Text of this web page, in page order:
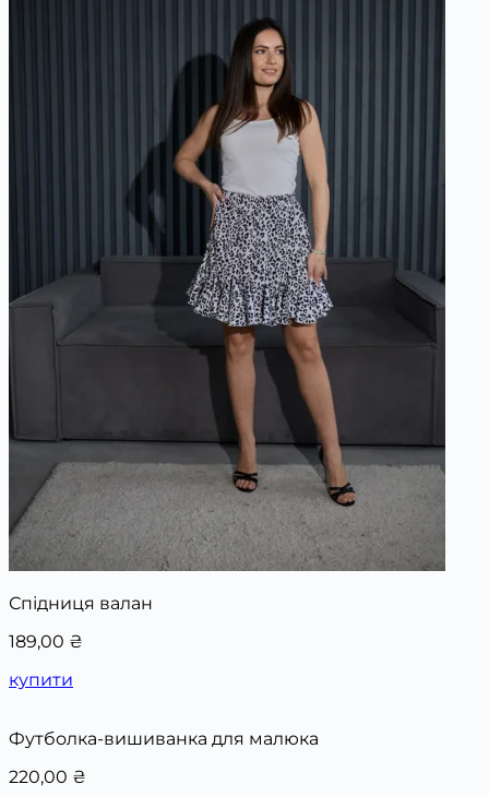
Спідниця валан
189,00 ₴
купити
Футболка-вишиванка для малюка
220,00 ₴